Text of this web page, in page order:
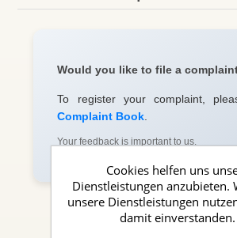
Would you like to file a
To register your complaint,
Complaint Book.
Your feedback is important to us.
Cookies helfen uns
Dienstleistungen anzubieten.
unsere Dienstleistungen
damit einverstanden.